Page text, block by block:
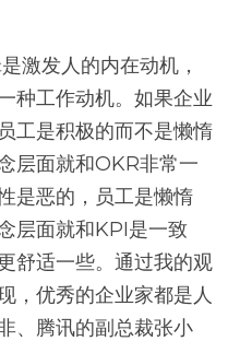
激发人的内在动机，
种工作动机。如果企业
工是积极的而不是懒惰
层面就和OKR非常一
是恶的，员工是懒惰
层面就和KPI是一致
舒适一些。通过我的观
，优秀的企业家都是人
、腾讯的副总裁张小